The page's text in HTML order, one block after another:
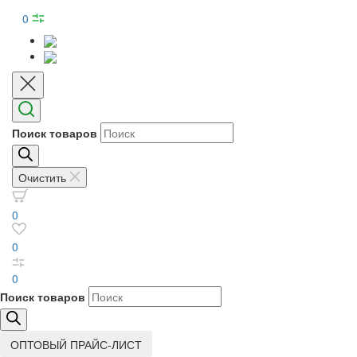
0
Поиск товаров
Очистить
0
0
0
Поиск товаров
ОПТОВЫЙ ПРАЙС-ЛИСТ